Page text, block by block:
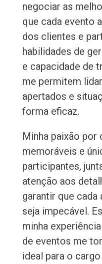
negociar as
que cada evento
dos clientes e
habilidades de
e capacidade de
me permitem
apertados e
forma eficaz.
Minha paixão por
memoráveis e
participantes,
atenção aos
garantir que
seja impecável.
minha
de eventos me
ideal para o